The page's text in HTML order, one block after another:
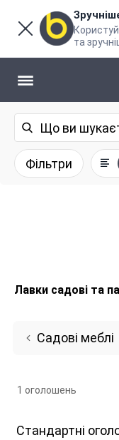
та
Фільтри
Лавки садові та
Садові меблі
1 оголошень
Стандартні